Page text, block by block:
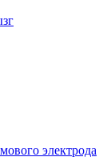
электрода